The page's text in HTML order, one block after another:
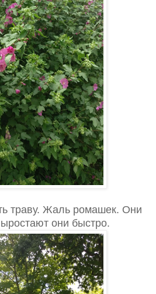
траву. Жаль ромашек. Они
они быстро.